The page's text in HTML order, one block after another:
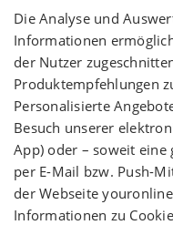
Die Analyse und
Informationen
der Nutzer
Produktempfehlungen
Personalisierte
Besuch unserer
App) oder – soweit eine
per E-Mail bzw. Push-
der Webseite
Informationen zu